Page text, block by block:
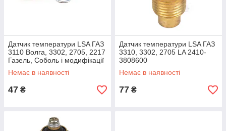
Датчик температури LSA ГАЗ
3110 Волга, 3302, 2705, 2217
Газель, Соболь і модифікації
(ЕСУД) LA 406-3851010
Немає в наявності
47 ₴
Датчик температури LSA ГАЗ
3310, 3302, 2705 LA 2410-
3808600
Немає в наявності
77 ₴